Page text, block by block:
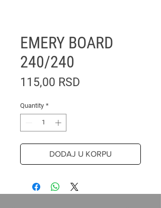
EMERY BOARD
240/240
115,00 RSD
Quantity *
DODAJ U KORPU